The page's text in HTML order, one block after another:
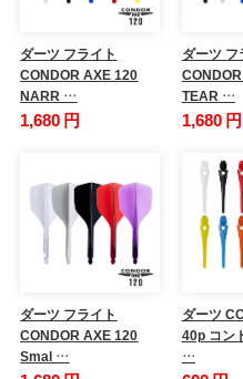
ダーツ フライト
CONDOR AXE 120
NARR …
1,680 円
ダーツ フ
TEAR …
1,680 円
ダーツ フライト
CONDOR AXE 120
Smal …
ダーツ
40p コン
…